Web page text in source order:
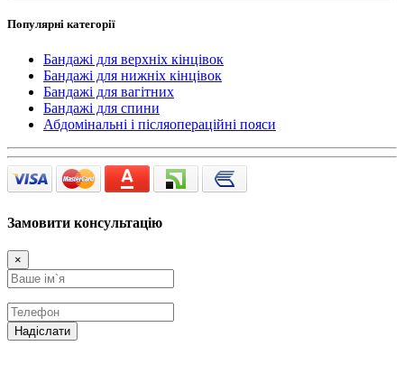
Популярні категорії
Бандажі для верхніх кінцівок
Бандажі для нижніх кінцівок
Бандажі для вагітних
Бандажі для спини
Абдомінальні і післяопераційні пояси
Замовити консультацію
×
Надіслати